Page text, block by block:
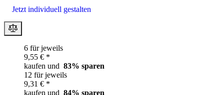
Jetzt individuell gestalten
6 für jeweils
9,55 € *
kaufen und 83% sparen
12 für jeweils
9,31 € *
kaufen und 84% sparen